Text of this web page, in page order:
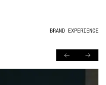
BRAND EXPERIENCE
PREVIOUSNEXT